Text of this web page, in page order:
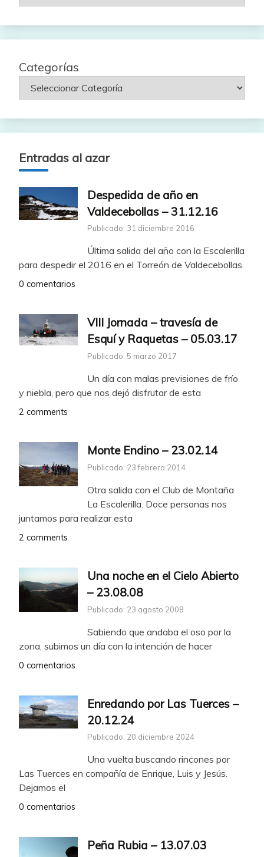
Categorías
Entradas al azar
Despedida de año en
Valdecebollas – 31.12.16
Publicado: 31 diciembre 2016
Última salida del año con la Escalerilla
para despedir el 2016 en el Torreón de Valdecebollas.
0 comentarios
VIII Jornada – travesía de
Esquí y Raquetas – 05.03.17
Publicado: 5 marzo 2017
Un día con malas previsiones de frío
y niebla, pero que nos dejó disfrutar de esta
2 comments
Monte Endino – 23.02.14
Publicado: 23 febrero 2014
Otra salida con el Club de Montaña
La Escalerilla. Doce personas nos
juntamos para realizar esta
2 comments
Una noche en el Cielo Abierto
– 23.08.08
Publicado: 23 agosto 2008
Sabiendo que andaba el oso por la
zona, subimos un día con la intención de hacer
0 comentarios
Enredando por Las Tuerces –
20.12.24
Publicado: 20 diciembre 2024
Una vuelta buscando rincones por
Las Tuerces en compañía de Enrique, Luis y Jesús.
Dejamos el
0 comentarios
Peña Rubia – 13.07.03